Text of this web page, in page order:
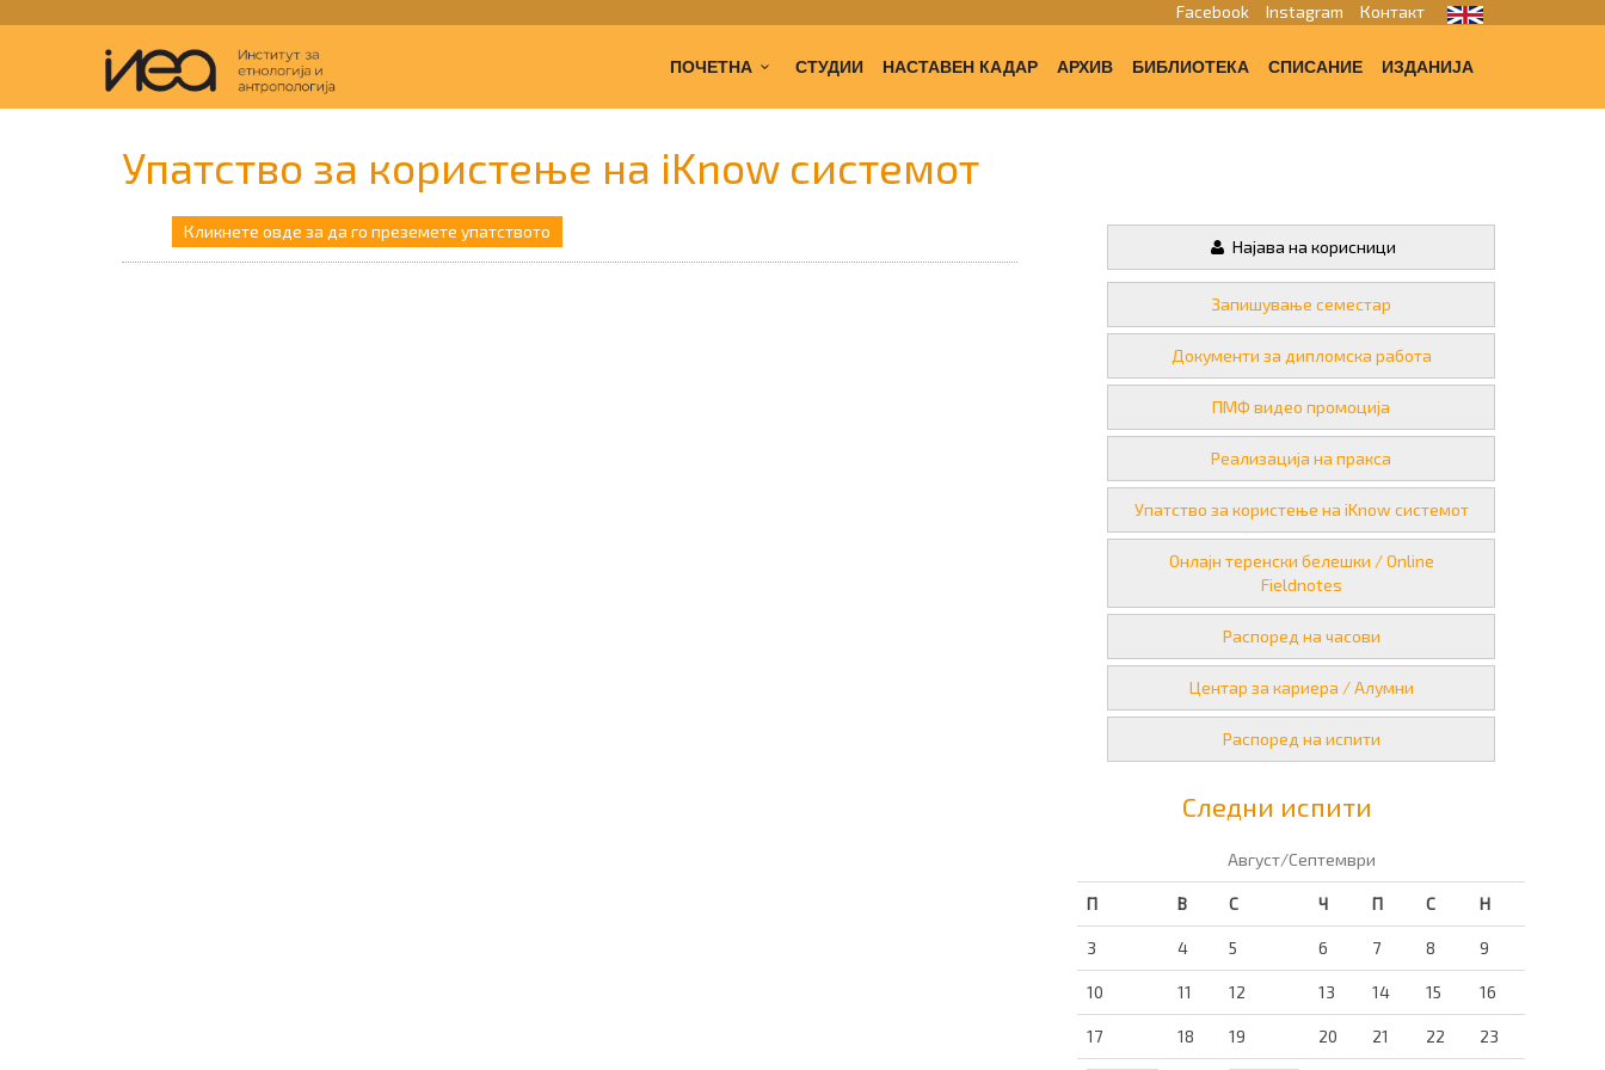
Facebook Instagram Контакт
ПОЧЕТНА СТУДИИ НАСТАВЕН КАДАР АРХИВ БИБЛИОТЕКА СПИСАНИЕ ИЗДАНИЈА
Упатство за користење на iKnow системот
Кликнете овде за да го преземете упатството
Најава на корисници
Запишување семестар
Документи за дипломска работа
ПМФ видео промоција
Реализација на пракса
Упатство за користење на iKnow системот
Онлајн теренски белешки / Online
Fieldnotes
Распоред на часови
Центар за кариера / Алумни
Распоред на испити
Следни испити
Август/Септември
П В С Ч П С Н
3 4 5 6 7 8 9
10 11 12 13 14 15 16
17 18 19 20 21 22 23